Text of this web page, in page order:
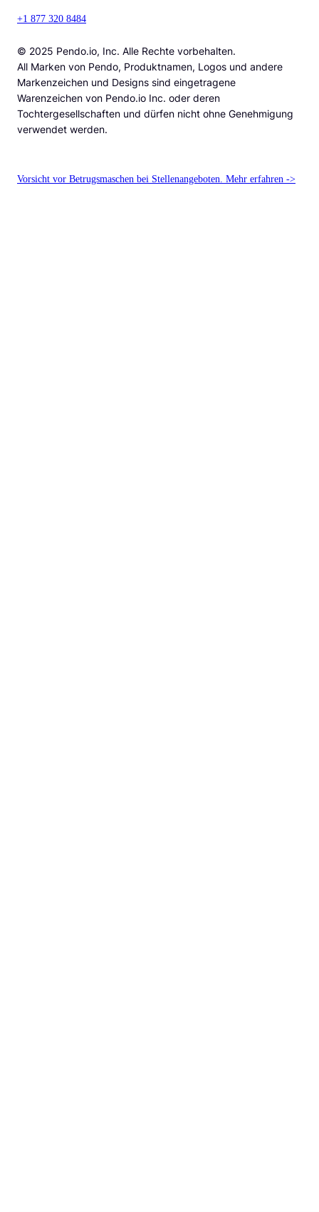
+1 877 320 8484
© 2025 Pendo.io, Inc. Alle Rechte vorbehalten.
All Marken von Pendo, Produktnamen, Logos und andere
Markenzeichen und Designs sind eingetragene
Warenzeichen von Pendo.io Inc. oder deren
Tochtergesellschaften und dürfen nicht ohne Genehmigung
verwendet werden.
Vorsicht vor Betrugsmaschen bei Stellenangeboten. Mehr erfahren ->